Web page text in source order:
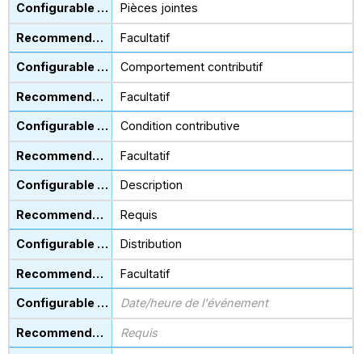
Pièces jointes
Facultatif
Comportement contributif
Facultatif
Condition contributive
Facultatif
Description
Requis
Distribution
Facultatif
Date/heure de l'événement
Requis